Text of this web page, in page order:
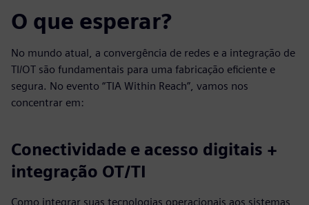
O que esperar?
No mundo atual, a convergência de redes e a integração de
TI/OT são fundamentais para uma fabricação eficiente e
segura. No evento “TIA Within Reach”, vamos nos
concentrar em:
Conectividade e acesso digitais +
integração OT/TI
Como integrar suas tecnologias operacionais aos sistemas